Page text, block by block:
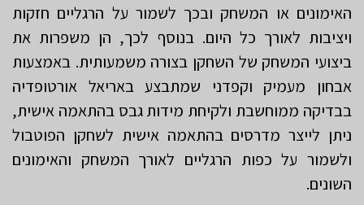
האימונים או המשחק ובכך לשמור על הרגליים חזקות
ויציבות לאורך כל היום. בנוסף לכך, הן משפרות את
ביצועי המשחק של השחקן בצורה משמעותית. באמצעות
אבחון מעמיק וקפדני שמתבצע באריאל אורטופדיה
בבדיקה ממוחשבת ולקיחת מידות גבס בהתאמה אישית,
ניתן לייצר מדרסים בהתאמה אישית לשחקן הפוטבול
ולשמור על כפות הרגליים לאורך המשחק והאימונים
השונים.